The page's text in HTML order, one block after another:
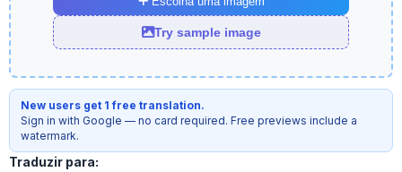
Try sample image
New users get 1 free translation.
Sign in with Google — no card required. Free previews include a
watermark.
Traduzir para: